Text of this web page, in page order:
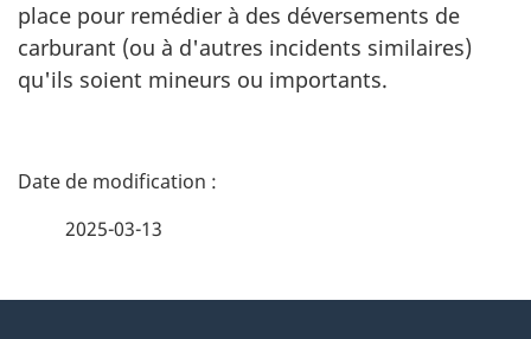
place pour remédier à des déversements de
carburant (ou à d'autres incidents similaires)
qu'ils soient mineurs ou importants.
D
2025-03-13